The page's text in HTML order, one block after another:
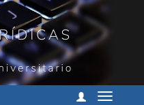
Cambiar